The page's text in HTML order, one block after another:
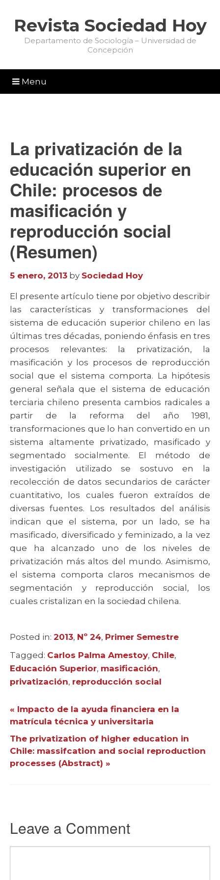
Revista Sociedad Hoy
Departamento de Sociología – Universidad de
Concepción
Menu
La privatización de la
educación superior en
Chile: procesos de
masificación y
reproducción social
(Resumen)
5 enero, 2013 by Sociedad Hoy
El presente artículo tiene por objetivo describir
las características y transformaciones del
sistema de educación superior chileno en las
últimas tres décadas, poniendo énfasis en tres
procesos relevantes: la privatización, la
masificación y los procesos de reproducción
social que el sistema comporta. La hipótesis
general señala que el sistema de educación
terciaria chileno presenta cambios radicales a
partir de la reforma del año 1981,
transformaciones que lo han convertido en un
sistema altamente privatizado, masificado y
segmentado socialmente. El método de
investigación utilizado se sostuvo en la
recolección de datos secundarios de carácter
cuantitativo, los cuales fueron extraídos de
diversas fuentes. Los resultados del análisis
indican que el sistema, por un lado, se ha
masificado, diversificado y feminizado, a la vez
que ha alcanzado uno de los niveles de
privatización más altos del mundo. Asimismo,
el sistema comporta claros mecanismos de
segmentación y reproducción social, los
cuales cristalizan en la sociedad chilena.
Posted in: Categories
2013, Nº 24, Primer Semestre
Tagged: Tags
Carlos Palma Amestoy, Chile,
Educación Superior, masificación,
privatización, reproducción social
« Impacto de la ayuda financiera en la
matrícula técnica y universitaria
The privatization of higher education in
Chile: massifcation and social reproduction
processes (Abstract) »
Leave a Comment